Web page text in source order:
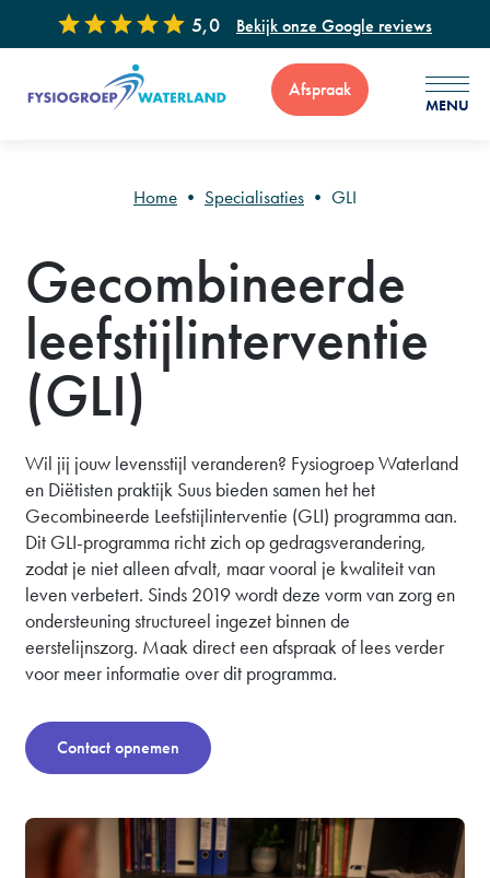
5,0 Bekijk onze Google reviews
Afspraak
MENU
Voor vragen of advies zijn wij 7 dagen per week bereikbaar via
: 0299 - 65 34 99
Home • Specialisaties • GLI
Gecombineerde
leefstijlinterventie
(GLI)
Wil jij jouw levensstijl veranderen? Fysiogroep Waterland
en Diëtisten praktijk Suus bieden samen het het
Gecombineerde Leefstijlinterventie (GLI) programma aan.
Dit GLI-programma richt zich op gedragsverandering,
zodat je niet alleen afvalt, maar vooral je kwaliteit van
leven verbetert. Sinds 2019 wordt deze vorm van zorg en
ondersteuning structureel ingezet binnen de
eerstelijnszorg. Maak direct een afspraak of lees verder
voor meer informatie over dit programma.
Contact opnemen